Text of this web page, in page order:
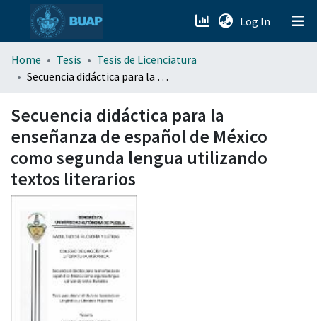
Log In (current)
menu.section.about_menu
Home Tesis
Tesis de Licenciatura
Secuencia didáctica para la enseñanza de español de México como segunda lengua utilizando textos literarios
Secuencia didáctica para la
enseñanza de español de México
como segunda lengua utilizando
textos literarios